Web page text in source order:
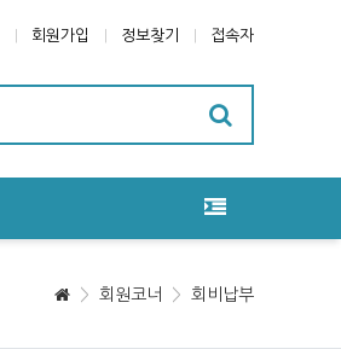
회원가입 정보찾기 접속자
회원코너 회비납부